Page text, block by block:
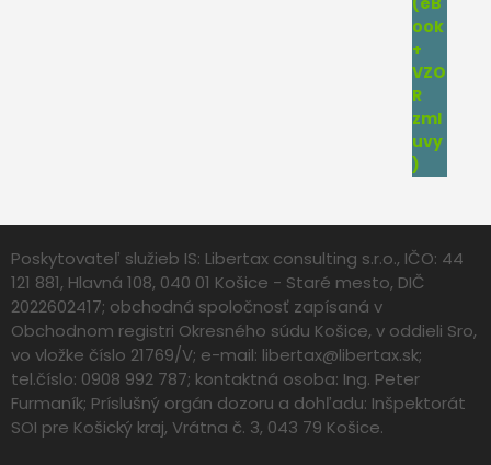
Poskytovateľ služieb IS: Libertax consulting s.r.o., IČO: 44
121 881, Hlavná 108, 040 01 Košice - Staré mesto, DIČ
2022602417; obchodná spoločnosť zapísaná v
Obchodnom registri Okresného súdu Košice, v oddieli Sro,
vo vložke číslo 21769/V; e-mail: libertax@libertax.sk;
tel.číslo: 0908 992 787; kontaktná osoba: Ing. Peter
Furmaník; Príslušný orgán dozoru a dohľadu: Inšpektorát
SOI pre Košický kraj, Vrátna č. 3, 043 79 Košice.